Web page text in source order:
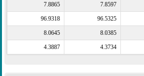
7.8597
7.8865
96.5325
96.9318
8.0385
8.0645
4.3734
4.3887